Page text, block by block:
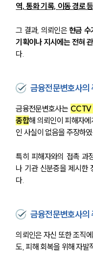
역, 통화 기록, 이동 경로
그 결과, 의뢰인은 현금 수
기획이나 지시에는 전혀
다.
금융전문변호사의
금융전문변호사는 CCTV
종합해 의뢰인이 피해자
인 사실이 없음을 주장하
특히 피해자와의 접촉 과
나 기관 신분증을 제시한
다.
금융전문변호사
의뢰인은 자신 또한 조직
도, 피해 회복을 위해 자발